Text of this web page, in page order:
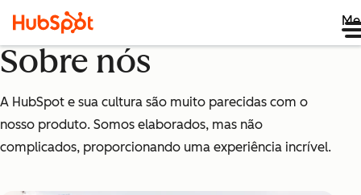
Sobre nós
A HubSpot e sua cultura são muito parecidas com o
nosso produto. Somos elaborados, mas não
complicados, proporcionando uma experiência incrível.